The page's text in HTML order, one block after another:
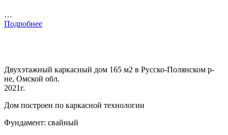
…
Подробнее
Двухэтажный каркасный дом 165 м2 в Русско-Полянском р-
не, Омской обл.
2021г.
Дом построен по каркасной технологии
Фундамент: свайный